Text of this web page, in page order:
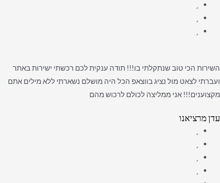
השירות הכי טוב שנתקלתי בו!!! תודה ענקית לכם רכשתי ישירות באתר
ועברתי לצאט מול נציג בווצאפ הכל היה מושלם נשארתי ללא מילים אתם
מקצוענים!!! אני ממליצה לכולם לרכוש מהם
עדן מרציאנו